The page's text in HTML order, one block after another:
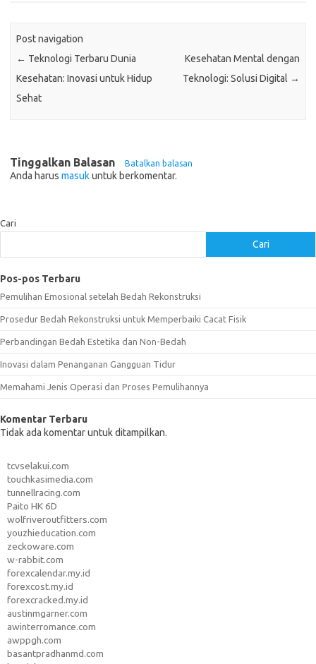
Post navigation
← Teknologi Terbaru Dunia
Kesehatan: Inovasi untuk Hidup
Sehat
Kesehatan Mental dengan
Teknologi: Solusi Digital →
Tinggalkan Balasan Batalkan balasan
Anda harus masukuntuk berkomentar.
Cari
Cari
Pos-pos Terbaru
Pemulihan Emosional setelah Bedah Rekonstruksi
Prosedur Bedah Rekonstruksi untuk Memperbaiki Cacat Fisik
Perbandingan Bedah Estetika dan Non-Bedah
Inovasi dalam Penanganan Gangguan Tidur
Memahami Jenis Operasi dan Proses Pemulihannya
Komentar Terbaru
Tidak ada komentar untuk ditampilkan.
tcvselakui.com
touchkasimedia.com
tunnellracing.com
Paito HK 6D
wolfriveroutfitters.com
youzhieducation.com
zeckoware.com
w-rabbit.com
forexcalendar.my.id
forexcost.my.id
forexcracked.my.id
austinmgarner.com
awinterromance.com
awppgh.com
basantpradhanmd.com